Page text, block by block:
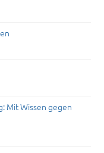
Mit Wissen gegen